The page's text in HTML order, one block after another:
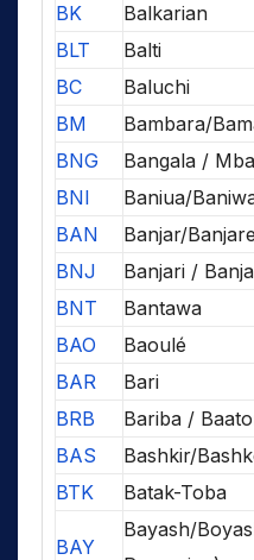
BK
Balkarian
BLT
Balti
BC
Baluchi
BM
Bambara/
BNG
Bangala /
BNI
Baniua/
BAN
Banjar/
BNJ
Banjari /
BNT
Bantawa
BAO
Baoulé
BAR
Bari
BRB
Bariba /
BAS
Bashkir/
BTK
Batak-Toba
BAY
Bayash/